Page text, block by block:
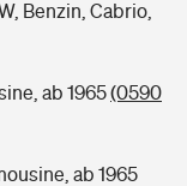
Benzin, Cabrio,
ab 1965(0590
ab 1965